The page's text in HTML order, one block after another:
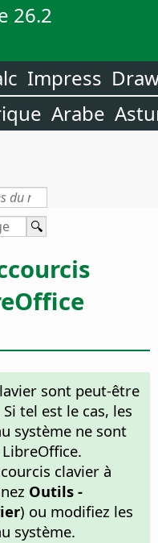
26.2
Impress
Arabe
sont peut-être
tel est le cas, les
système ne sont
clavier à
Outils -
) ou modifiez les
système.